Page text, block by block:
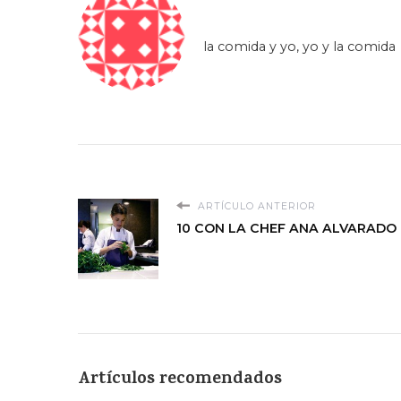
la comida y yo, yo y la comida
ARTÍCULO ANTERIOR
10 CON LA CHEF ANA ALVARADO
Artículos recomendados